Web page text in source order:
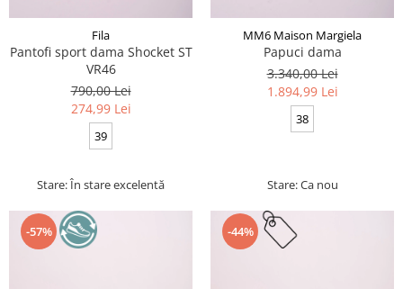
Fila
Pantofi sport dama Shocket ST
VR46
790,00 Lei
274,99 Lei
39
Stare: În stare excelentă
MM6 Maison Margiela
Papuci dama
3.340,00 Lei
1.894,99 Lei
38
Stare: Ca nou
-57% -44%